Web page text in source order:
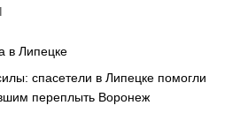
в Липецке
спасетели в Липецке помогли
переплыть Воронеж